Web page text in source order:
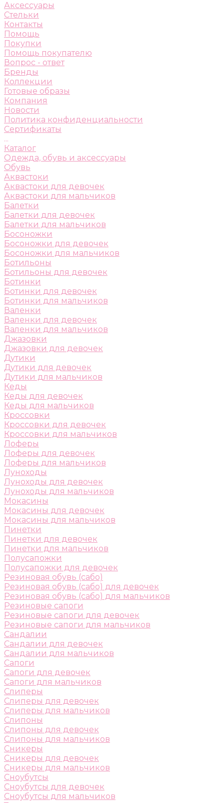
Аксессуары
Стельки
Контакты
Помощь
Покупки
Помощь покупателю
Вопрос - ответ
Бренды
Коллекции
Готовые образы
Компания
Новости
Политика конфиденциальности
Сертификаты
...
Каталог
Одежда, обувь и аксессуары
Обувь
Аквастоки
Аквастоки для девочек
Аквастоки для мальчиков
Балетки
Балетки для девочек
Балетки для мальчиков
Босоножки
Босоножки для девочек
Босоножки для мальчиков
Ботильоны
Ботильоны для девочек
Ботинки
Ботинки для девочек
Ботинки для мальчиков
Валенки
Валенки для девочек
Валенки для мальчиков
Джазовки
Джазовки для девочек
Дутики
Дутики для девочек
Дутики для мальчиков
Кеды
Кеды для девочек
Кеды для мальчиков
Кроссовки
Кроссовки для девочек
Кроссовки для мальчиков
Лоферы
Лоферы для девочек
Лоферы для мальчиков
Луноходы
Луноходы для девочек
Луноходы для мальчиков
Мокасины
Мокасины для девочек
Мокасины для мальчиков
Пинетки
Пинетки для девочек
Пинетки для мальчиков
Полусапожки
Полусапожки для девочек
Резиновая обувь (сабо)
Резиновая обувь (сабо) для девочек
Резиновая обувь (сабо) для мальчиков
Резиновые сапоги
Резиновые сапоги для девочек
Резиновые сапоги для мальчиков
Сандалии
Сандалии для девочек
Сандалии для мальчиков
Сапоги
Сапоги для девочек
Сапоги для мальчиков
Слиперы
Слиперы для девочек
Слиперы для мальчиков
Слипоны
Слипоны для девочек
Слипоны для мальчиков
Сникеры
Сникеры для девочек
Сникеры для мальчиков
Сноубутсы
Сноубутсы для девочек
Сноубутсы для мальчиков